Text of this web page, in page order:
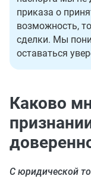
приказа о
возможность,
сделки. Мы
оставаться
Каково
С юридической